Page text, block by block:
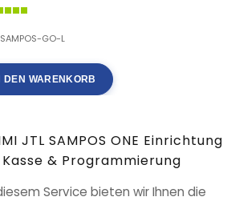
GO-L
DEN WARENKORB
JTL SAMPOS ONE Einrichtung
& Programmierung
Service bieten wir Ihnen die